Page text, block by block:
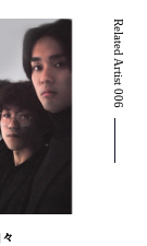
Related Artist 006